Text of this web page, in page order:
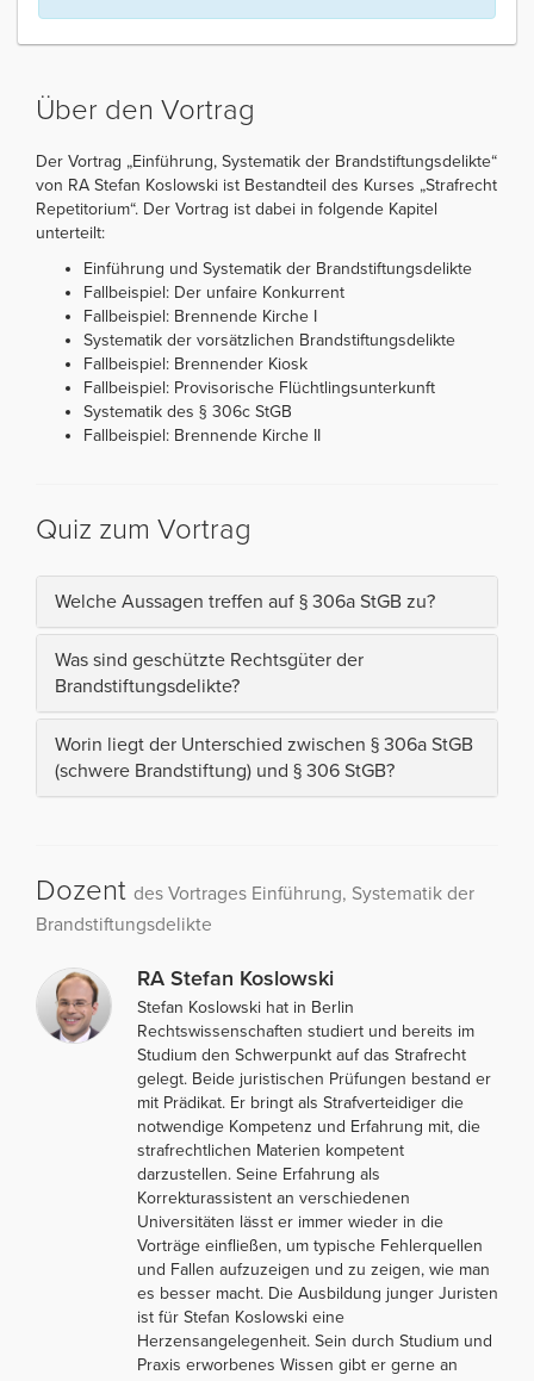
Über den Vortrag
Der Vortrag „Einführung, Systematik der Brandstiftungsdelikte“
von RA Stefan Koslowski ist Bestandteil des Kurses „Strafrecht
Repetitorium“. Der Vortrag ist dabei in folgende Kapitel
unterteilt:
Einführung und Systematik der Brandstiftungsdelikte
Fallbeispiel: Der unfaire Konkurrent
Fallbeispiel: Brennende Kirche I
Systematik der vorsätzlichen Brandstiftungsdelikte
Fallbeispiel: Brennender Kiosk
Fallbeispiel: Provisorische Flüchtlingsunterkunft
Systematik des § 306c StGB
Fallbeispiel: Brennende Kirche II
Quiz zum Vortrag
Welche Aussagen treffen auf § 306a StGB zu?
Was sind geschützte Rechtsgüter der
Brandstiftungsdelikte?
Worin liegt der Unterschied zwischen § 306a StGB
(schwere Brandstiftung) und § 306 StGB?
Dozent des Vortrages Einführung, Systematik der
Brandstiftungsdelikte
RA Stefan Koslowski
Stefan Koslowski hat in Berlin
Rechtswissenschaften studiert und bereits im
Studium den Schwerpunkt auf das Strafrecht
gelegt. Beide juristischen Prüfungen bestand er
mit Prädikat. Er bringt als Strafverteidiger die
notwendige Kompetenz und Erfahrung mit, die
strafrechtlichen Materien kompetent
darzustellen. Seine Erfahrung als
Korrekturassistent an verschiedenen
Universitäten lässt er immer wieder in die
Vorträge einfließen, um typische Fehlerquellen
und Fallen aufzuzeigen und zu zeigen, wie man
es besser macht. Die Ausbildung junger Juristen
ist für Stefan Koslowski eine
Herzensangelegenheit. Sein durch Studium und
Praxis erworbenes Wissen gibt er gerne an